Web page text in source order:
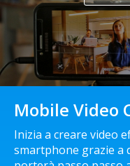
Mobile Video
Inizia a creare video
smartphone grazie a